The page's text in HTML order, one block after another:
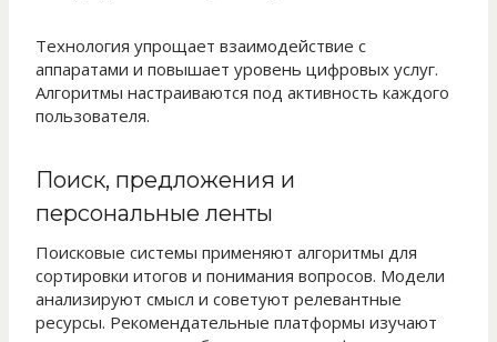
Технология упрощает взаимодействие с
аппаратами и повышает уровень цифровых услуг.
Алгоритмы настраиваются под активность каждого
пользователя.
Поиск, предложения и
персональные ленты
Поисковые системы применяют алгоритмы для
сортировки итогов и понимания вопросов. Модели
анализируют смысл и советуют релевантные
ресурсы. Рекомендательные платформы изучают